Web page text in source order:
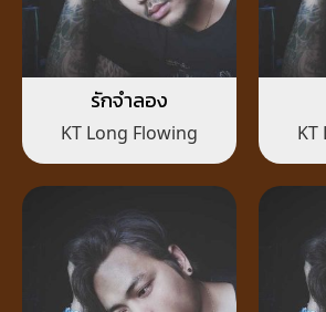
รักจำลอง
KT Long Flowing KT